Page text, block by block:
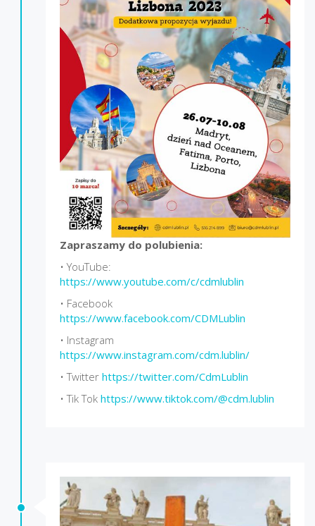
Zapraszamy do polubienia:
• YouTube:
https://www.youtube.com/c/cdmlublin
• Facebook
https://www.facebook.com/CDMLublin
• Instagram
https://www.instagram.com/cdm.lublin/
• Twitter https://twitter.com/CdmLublin
• Tik Tok https://www.tiktok.com/@cdm.lublin